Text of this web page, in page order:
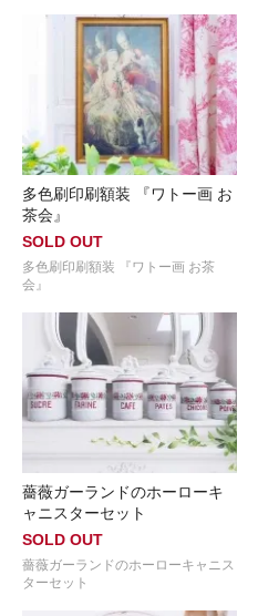
多色刷印刷額装 『ワトー画 お
茶会』
SOLD OUT
多色刷印刷額装 『ワトー画 お茶
会』
薔薇ガーランドのホーローキ
ャニスターセット
SOLD OUT
薔薇ガーランドのホーローキャニス
ターセット